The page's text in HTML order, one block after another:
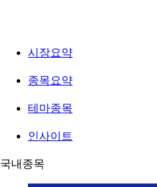
시장요약
종목요약
테마종목
인사이트
국내종목